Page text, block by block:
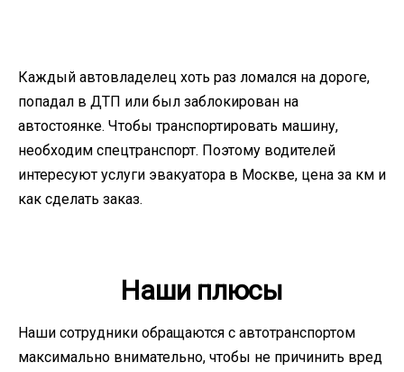
Каждый автовладелец хоть раз ломался на дороге,
попадал в ДТП или был заблокирован на
автостоянке. Чтобы транспортировать машину,
необходим спецтранспорт. Поэтому водителей
интересуют услуги эвакуатора в Москве, цена за км и
как сделать заказ.
Наши плюсы
Наши сотрудники обращаются с автотранспортом
максимально внимательно, чтобы не причинить вред